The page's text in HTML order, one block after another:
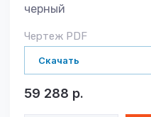
черный
Чертеж PDF
Скачать
59 288 р.